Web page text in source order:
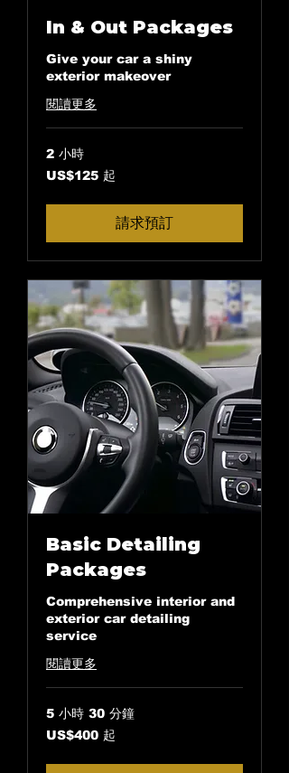
In & Out Packages
Give your car a shiny
exterior makeover
閱讀更多
2 小時
125
美
起
US$125 起
請求預訂
Basic Detailing
Packages
Comprehensive interior and
exterior car detailing
service
閱讀更多
5 小時 30 分鐘
400
美
起
US$400 起